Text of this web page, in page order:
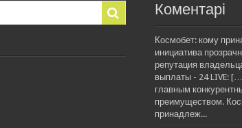
Коментарі
Космобет: кому
инициатива
репутация
выплаты - 24 LIVE:
главным
преимуществом.
принадлеж...